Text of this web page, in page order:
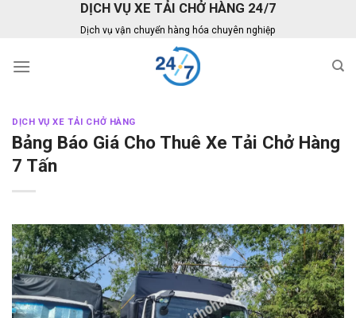
DỊCH VỤ XE TẢI CHỞ HÀNG 24/7
Dịch vụ vận chuyển hàng hóa chuyên nghiệp
DỊCH VỤ XE TẢI CHỞ HÀNG
Bảng Báo Giá Cho Thuê Xe Tải Chở Hàng
7 Tấn